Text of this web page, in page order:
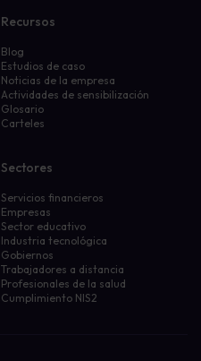
Recursos
Blog
Estudios de caso
Noticias de la empresa
Actividades de sensibilización
Glosario
Carteles
Sectores
Servicios financieros
Empresas
Sector educativo
Industria tecnológica
Gobiernos
Trabajadores a distancia
Profesionales de la salud
Cumplimiento NIS2